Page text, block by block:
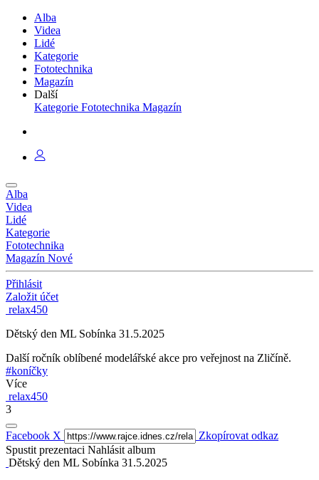
Alba
Videa
Lidé
Kategorie
Fototechnika
Magazín
Další
Kategorie Fototechnika Magazín
Alba
Videa
Lidé
Kategorie
Fototechnika
Magazín Nové
Přihlásit
Založit účet
relax450
Dětský den ML Sobínka 31.5.2025
Další ročník oblíbené modelářské akce pro veřejnost na Zličíně.
#koníčky
Více
relax450
3
Facebook X
Zkopírovat odkaz
Spustit prezentaci Nahlásit album
Dětský den ML Sobínka 31.5.2025